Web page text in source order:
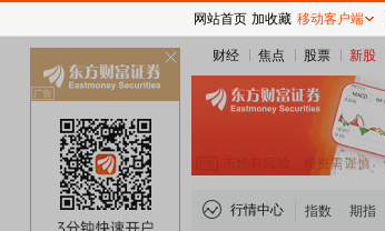
财经 焦点 股票 新股
行情中心 指数 期指
网站首页 加收藏 移动客户端
关